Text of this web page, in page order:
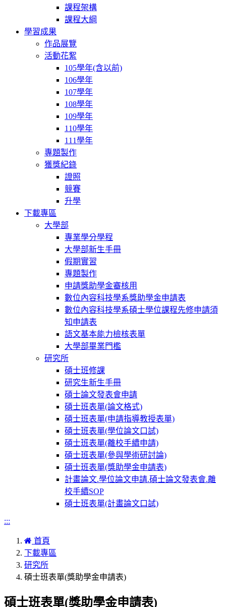
課程架構
課程大綱
學習成果
作品展覽
活動花絮
105學年(含以前)
106學年
107學年
108學年
109學年
110學年
111學年
專題製作
獲獎紀錄
證照
競賽
升學
下載專區
大學部
專業學分學程
大學部新生手冊
假期實習
專題製作
申請獎助學金審核用
數位內容科技學系獎助學金申請表
數位內容科技學系碩士學位課程先修申請須
知申請表
語文基本能力檢核表單
大學部畢業門檻
研究所
碩士班修課
研究生新生手冊
碩士論文發表會申請
碩士班表單(論文格式)
碩士班表單(申請指導教授表單)
碩士班表單(學位論文口試)
碩士班表單(離校手續申請)
碩士班表單(參與學術研討論)
碩士班表單(獎助學金申請表)
計畫論文.學位論文申請.碩士論文發表會.離
校手續SOP
碩士班表單(計畫論文口試)
:::
首頁
下載專區
研究所
碩士班表單(獎助學金申請表)
碩士班表單(獎助學金申請表)